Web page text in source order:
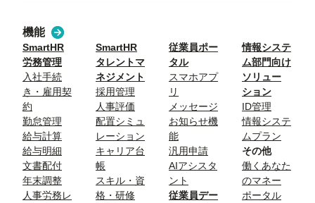
機能
SmartHR
労務管理
入社手続
き・雇用契
約
勤怠管理
給与計算
給与明細
文書配付
年末調整
人事労務レ
SmartHR
タレントマ
ネジメント
採用管理
人事評価
配置シミュ
レーション
キャリア台
帳
スキル・資
格・研修
従業員ポー
タル
スマホアプ
リ
メッセージ
お知らせ機
能
汎用申請
AIアシスタ
ント
従業員デー
情報システ
ム部門向け
ソリュー
ション
ID管理
情報システ
ムプラン
その他
働くあなた
のマネー
ポータル